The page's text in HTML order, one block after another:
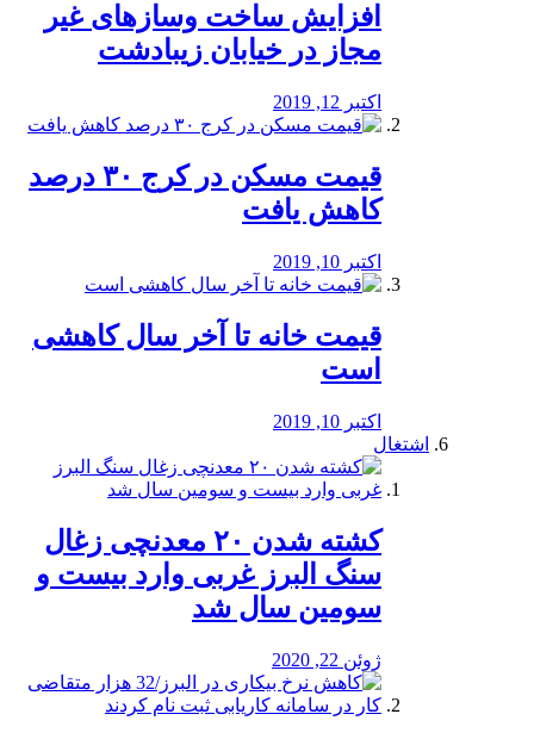
افزایش ساخت وسازهای غیر
مجاز در خیابان زیبادشت
اکتبر 12, 2019
️قیمت مسکن در کرج ۳۰ درصد
کاهش یافت
اکتبر 10, 2019
قیمت خانه تا آخر سال کاهشی
است
اکتبر 10, 2019
اشتغال
کشته شدن ۲۰ معدنچی زغال
سنگ البرز غربی وارد بیست و
سومین سال شد
ژوئن 22, 2020